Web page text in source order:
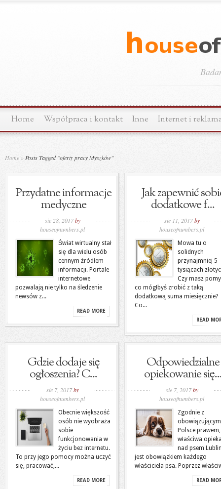
Home Współpraca i kontakt Inne Internet i
Home » Posts Tagged "oferty pracy Myszków"
Przydatne informacje
medyczne
sie 28, 2017by
houseofnumbers.pl
Świat wirtualny stał
się dla wielu osób
cennym źródłem
informacji. Portale
internetowe
pozwalają nie tylko na śledzenie
newsów z...
READ MORE
Jak zapewnić
dodatkowe f...
sie 11, 2017by
houseofnumbers.pl
Mowa tu o
solidnych
przynajmniej 5
tysiącach
Czy masz
co mógłbyś zrobić z taką
dodatkową suma miesięcznie?
Co...
READ
Gdzie dodaje się
ogłoszenia? C...
sie 7, 2017by
houseofnumbers.pl
Obecnie większość
osób nie wyobraża
sobie
funkcjonowania w
życiu bez internetu.
To przy jego pomocy można uczyć
się, pracować,...
READ MORE
Odpowiedzialne
opiekowanie
sie 7, 2017by
houseofnumbers.pl
Zgodnie z
Polsce prawem,
właściwa
nad psem
jest obowiązkiem każdego
właściciela psa. Poprzez
READ